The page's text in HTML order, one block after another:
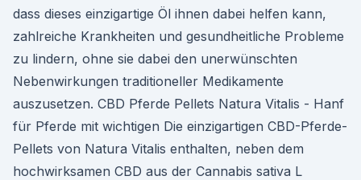
dass dieses einzigartige Öl ihnen dabei helfen kann,
zahlreiche Krankheiten und gesundheitliche Probleme
zu lindern, ohne sie dabei den unerwünschten
Nebenwirkungen traditioneller Medikamente
auszusetzen. CBD Pferde Pellets Natura Vitalis - Hanf
für Pferde mit wichtigen Die einzigartigen CBD-Pferde-
Pellets von Natura Vitalis enthalten, neben dem
hochwirksamen CBD aus der Cannabis sativa L